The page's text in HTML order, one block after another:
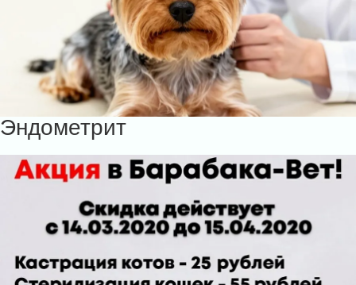
Эндометрит